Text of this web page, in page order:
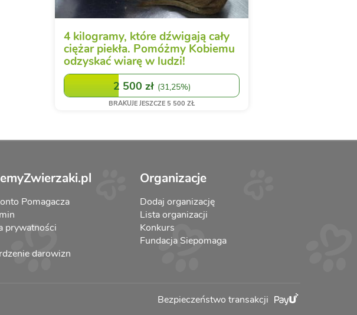
4 kilogramy, które dźwigają cały
ciężar piekła. Pomóżmy Kobiemu
odzyskać wiarę w ludzi!
2 500 zł (31,25%)
BRAKUJE JESZCZE 5 500 ZŁ
Pomagacza
prywatności
darowizn
Organizacje
Dodaj organizację
Lista organizacji
Konkurs
Fundacja Siepomaga
Bezpieczeństwo transakcji